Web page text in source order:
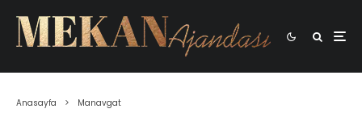
Anasayfa Manavgat